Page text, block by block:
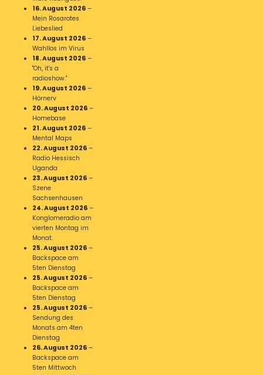
16. August 2026 –
Mein Rosarotes
Liebeslied
17. August 2026 –
Wahllos im Virus
18. August 2026 –
"Oh, it's a
radioshow."
19. August 2026 –
Hörnerv
20. August 2026 –
Homebase
21. August 2026 –
Mental Maps
22. August 2026 –
Radio Hessisch
Uganda
23. August 2026 –
Szene
Sachsenhausen
24. August 2026 –
Konglomeradio am
vierten Montag im
Monat.
25. August 2026 –
Backspace am
5ten Dienstag
25. August 2026 –
Backspace am
5ten Dienstag
25. August 2026 –
Sendung des
Monats am 4ten
Dienstag
26. August 2026 –
Backspace am
5ten Mittwoch